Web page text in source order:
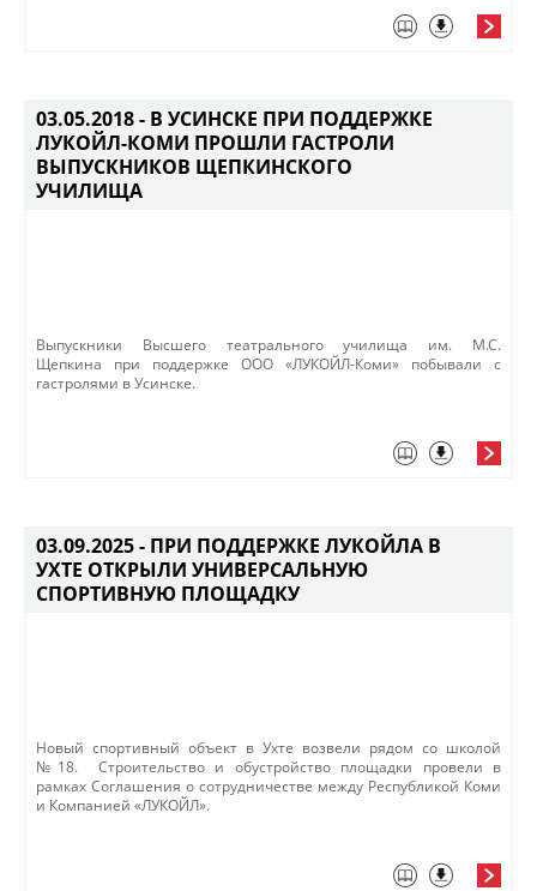
03.05.2018 - В УСИНСКЕ ПРИ ПОДДЕРЖКЕ
ЛУКОЙЛ-КОМИ ПРОШЛИ ГАСТРОЛИ
ВЫПУСКНИКОВ ЩЕПКИНСКОГО
УЧИЛИЩА
​Выпускники Высшего театрального училища им. М.С.
Щепкина при поддержке ООО «ЛУКОЙЛ-Коми» побывали с
гастролями в Усинске.
03.09.2025 - ПРИ ПОДДЕРЖКЕ ЛУКОЙЛА В
УХТЕ ОТКРЫЛИ УНИВЕРСАЛЬНУЮ
СПОРТИВНУЮ ПЛОЩАДКУ
​​​Новый спортивный объект в Ухте возвели рядом со школой
№18. Строительство и обустройство площадки провели в
рамках Соглашения о сотрудничестве между Республикой Коми
и Компанией «ЛУКОЙЛ».​